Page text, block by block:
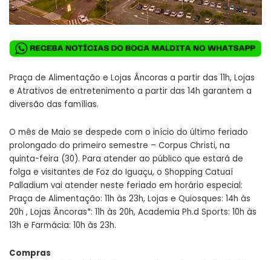
Praça de Alimentação e Lojas Âncoras a partir das 11h, Lojas
e Atrativos de entretenimento a partir das 14h garantem a
diversão das famílias.
O mês de Maio se despede com o início do último feriado
prolongado do primeiro semestre – Corpus Christi, na
quinta-feira (30). Para atender ao público que estará de
folga e visitantes de Foz do Iguaçu, o Shopping Catuaí
Palladium vai atender neste feriado em horário especial:
Praça de Alimentação: 11h às 23h, Lojas e Quiosques: 14h às
20h , Lojas Âncoras*: 11h às 20h, Academia Ph.d Sports: 10h às
13h e Farmácia: 10h às 23h.
Compras